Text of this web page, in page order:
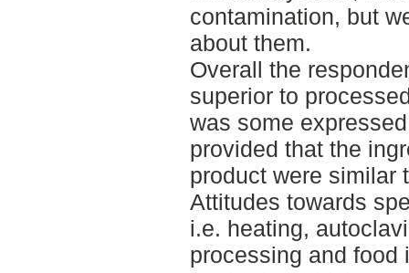
contamination, but
about them.
Overall the
superior to
was some
provided that the
product were similar
Attitudes towards
i.e. heating,
processing and food